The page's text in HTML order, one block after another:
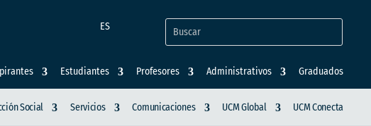
ES
Estudiantes Profesores Administrativos Graduados
Social Servicios Comunicaciones UCM Global UCM Conecta